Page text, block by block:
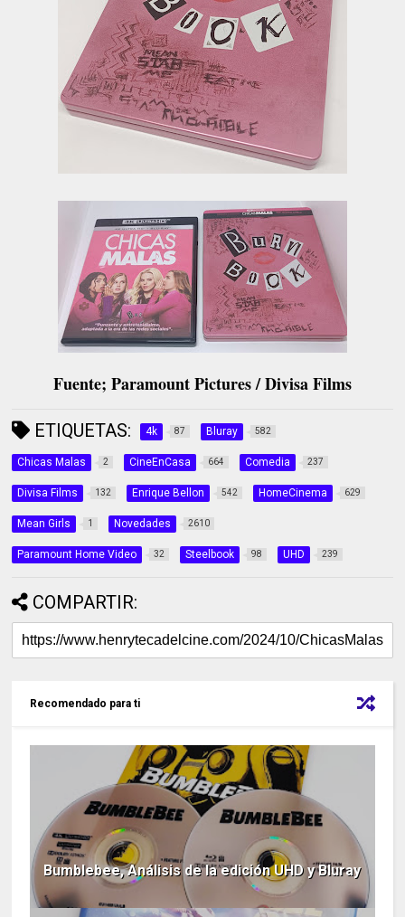
Fuente; Paramount Pictures / Divisa Films
ETIQUETAS: 4k 87 Bluray 582
Chicas Malas 2 CineEnCasa 664 Comedia 237
Divisa Films 132 Enrique Bellon 542 HomeCinema 629
Mean Girls 1 Novedades 2610
Paramount Home Video 32 Steelbook 98 UHD 239
COMPARTIR:
Recomendado para ti
Bumblebee, Análisis de la edición UHD y Bluray